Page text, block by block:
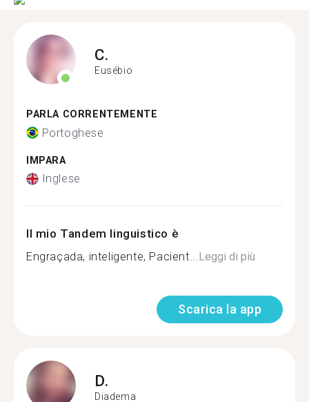
C.
Eusébio
PARLA CORRENTEMENTE
Portoghese
IMPARA
Inglese
Il mio Tandem linguistico è
Engraçada, inteligente, Pacient...Leggi di più
Scarica la app
D.
Diadema